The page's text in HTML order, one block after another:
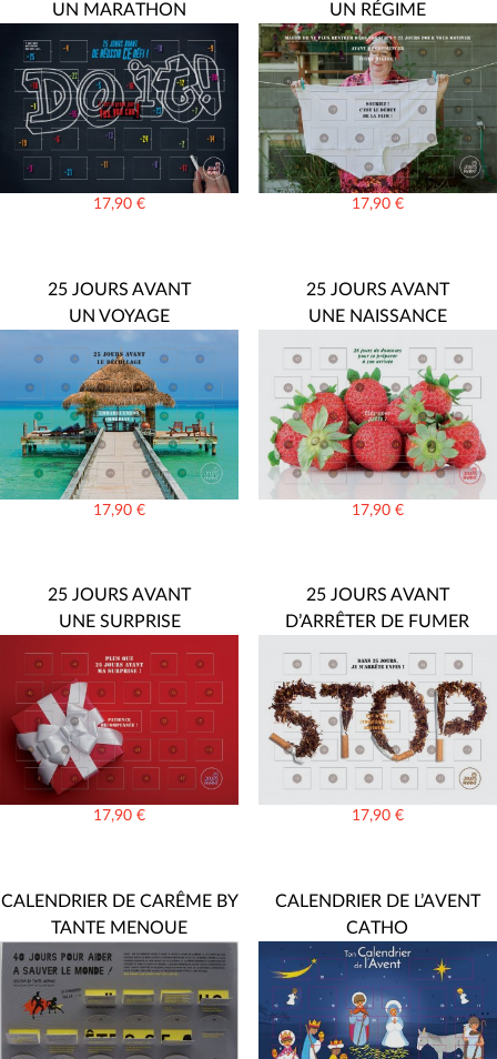
UN MARATHON
17,90€
UN RÉGIME
17,90 €
25 JOURS AVANT
UN VOYAGE
17,90€
25 JOURS AVANT
UNE NAISSANCE
17,90 €
25 JOURS AVANT
UNE SURPRISE
17,90€
25 JOURS AVANT
D’ARRÊTER DE FUMER
17,90 €
CALENDRIER DE CARÊME BY
TANTE MENOUE
CALENDRIER DE L’AVENT
CATHO